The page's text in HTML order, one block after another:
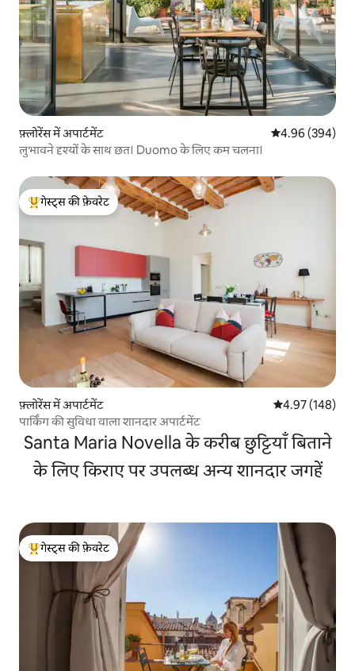
फ़्लोरेंस में अपार्टमेंट औसत रेटिंग 5 में से
4.96 (394)
लुभावने दृश्यों के साथ छत। Duomo के लिए कम चलना।
गेस्ट्स का टॉप फ़ेवरेट
गेस्ट्स की फ़ेवरेट
फ़्लोरेंस में अपार्टमेंट औसत रेटिंग 5 में से
4.97 (148)
पार्किंग की सुविधा वाला शानदार अपार्टमेंट
Santa Maria Novella के करीब छुट्टियाँ बिताने
के लिए किराए पर उपलब्ध अन्य शानदार जगहें
गेस्ट्स का टॉप फ़ेवरेट
गेस्ट्स की फ़ेवरेट